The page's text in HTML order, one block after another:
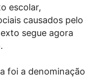
escolar,
causados pelo
segue agora
foi a denominação